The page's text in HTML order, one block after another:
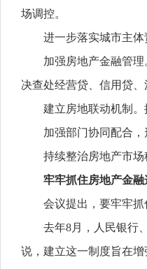
场调控。
进一步落实城市主
加强房地产金融管
决查处经营贷、信用贷、
建立房地联动机制
加强部门协同配合
持续整治房地产市
牢牢抓住房地产金
会议提出，要牢牢
去年8月，人民银行
说，建立这一制度旨在